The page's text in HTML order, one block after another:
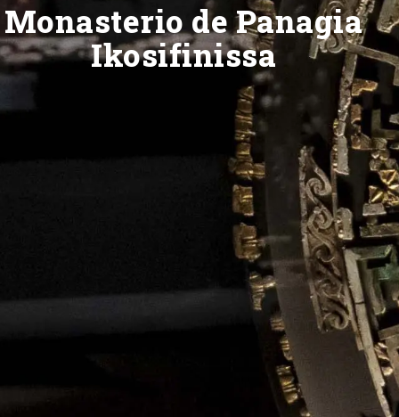
Monasterio de Panagia
Ikosifinissa